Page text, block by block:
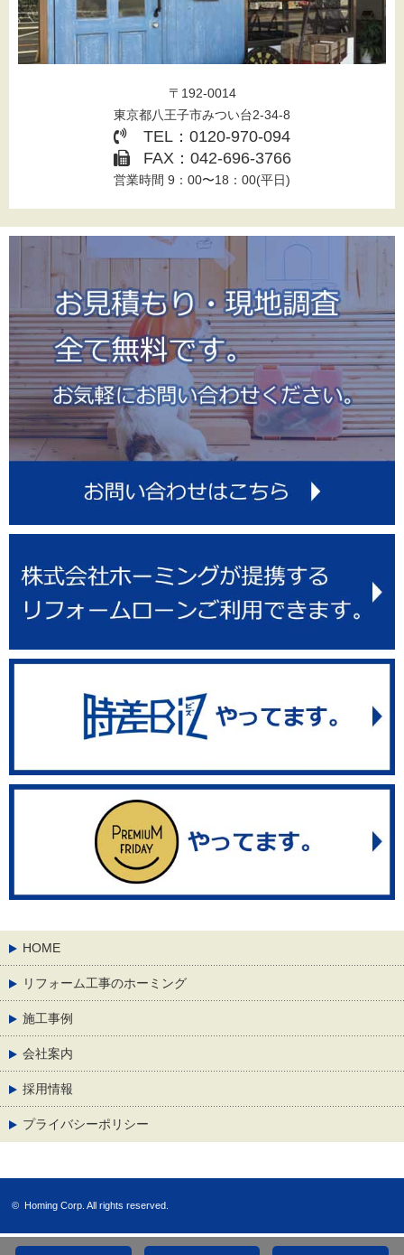
〒192-0014
東京都八王子市みつい台2-34-8
TEL：0120-970-094
FAX：042-696-3766
営業時間 9：00〜18：00(平日)
HOME
リフォーム工事のホーミング
施工事例
会社案内
採用情報
プライバシーポリシー
© Homing Corp. All rights reserved.